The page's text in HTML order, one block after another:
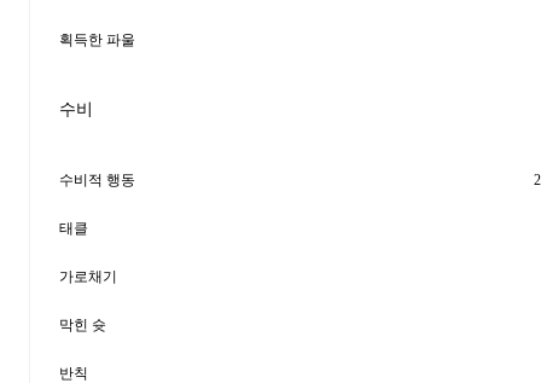
획득한 파울
수비
수비적 행동
태클
가로채기
막힌 슛
반칙